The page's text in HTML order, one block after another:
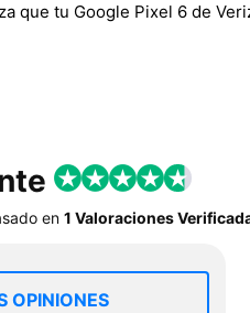
que tu Google Pixel 6 de
en 1 Valoraciones
OPINIONES